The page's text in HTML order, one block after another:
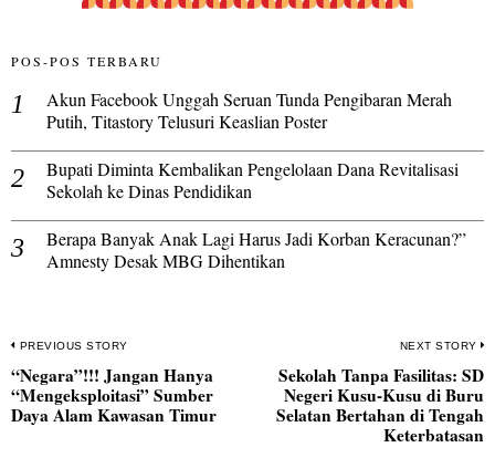
POS-POS TERBARU
Akun Facebook Unggah Seruan Tunda Pengibaran Merah
Putih, Titastory Telusuri Keaslian Poster
Bupati Diminta Kembalikan Pengelolaan Dana Revitalisasi
Sekolah ke Dinas Pendidikan
Berapa Banyak Anak Lagi Harus Jadi Korban Keracunan?”
Amnesty Desak MBG Dihentikan
Navigasi
pos
PREVIOUS STORY
Previous
post:
“Negara”!!! Jangan Hanya
“Mengeksploitasi” Sumber
Daya Alam Kawasan Timur
NEXT STORY
Sekolah Tanpa Fasilitas: SD
Negeri Kusu-Kusu di Buru
Selatan Bertahan di Tengah
Keterbatasan